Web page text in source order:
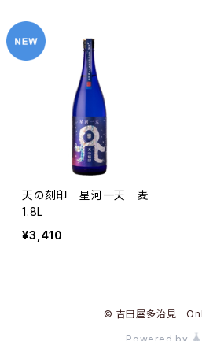
天の刻印 星河一天 麦
1.8L
¥3,410
© 吉田屋多治見